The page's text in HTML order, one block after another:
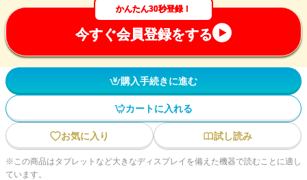
かんたん30秒登録！
今すぐ会員登録をする
購入手続きに進む
カートに入れる
お気に入り 試し読み
※この商品はタブレットなど大きなディスプレイを備えた機器で読むことに適し
ています。